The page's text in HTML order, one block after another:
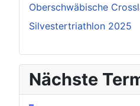
Oberschwäbische
Silvestertriathlon 2025
Nächste